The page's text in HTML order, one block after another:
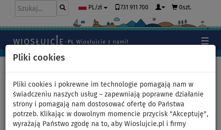
Pliki cookies
Pliki cookies i pokrewne im technologie pomagają nam w
świadczeniu naszych usług – zapewniają poprawne działanie
strony i pomagają nam dostosować ofertę do Państwa
potrzeb. Klikając w dowolnym momencie przycisk "Akceptuję",
wyrażają Państwo zgodę na to, aby Wioslujcie.pl i firmy
PL/zł 731 911 700 0szt.
Porównanie modeli Aqua